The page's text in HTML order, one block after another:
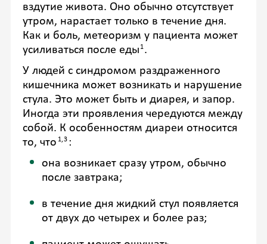
вздутие живота. Оно обычно отсутствует
утром, нарастает только в течение дня.
Как и боль, метеоризм у пациента может
усиливаться после еды 1.
У людей с синдромом раздраженного
кишечника может возникать и нарушение
стула. Это может быть и диарея, и запор.
Иногда эти проявления чередуются между
собой. К особенностям диареи относится
то, что 1,3 :
она возникает сразу утром, обычно
после завтрака;
в течение дня жидкий стул появляется
от двух до четырех и более раз;